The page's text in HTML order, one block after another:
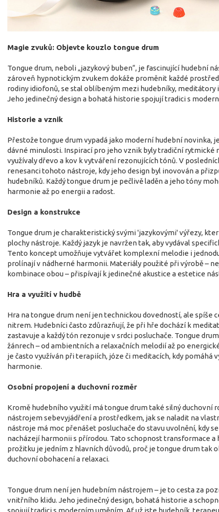
Magie zvuků: Objevte kouzlo tongue drum
Tongue drum, neboli „jazykový buben“, je fascinující hudební
zároveň hypnotickým zvukem dokáže proměnit každé
rodiny idiofonů, se stal oblíbeným mezi hudebníky, meditátory
Jeho jedinečný design a bohatá historie spojují tradici s
Historie a vznik
Přestože tongue drum vypadá jako moderní hudební novinka,
dávné minulosti. Inspirací pro jeho vznik byly tradiční rytmické
využívaly dřevo a kov k vytváření rezonujících tónů. V
renesanci tohoto nástroje, kdy jeho design byl inovován a
hudebníků. Každý tongue drum je pečlivě laděn a jeho tóny
harmonie až po energii a radost.
Design a konstrukce
Tongue drum je charakteristický svými 'jazykovými' výřezy,
plochy nástroje. Každý jazyk je navržen tak, aby vydával
Tento koncept umožňuje vytvářet komplexní melodie i
prolínají v nádherné harmonii. Materiály použité při výrobě –
kombinace obou – přispívají k jedinečné akustice a estetice
Hra a využití v hudbě
Hra na tongue drum není jen technickou dovedností, ale spíše
nitrem. Hudebníci často zdůrazňují, že při hře dochází k
zastavuje a každý tón rezonuje v srdci posluchače. Tongue
žánrech – od ambientních a relaxačních melodií až po
je často využíván při terapiích, józe či meditacích, kdy pomáhá
harmonie.
Osobní propojení a duchovní rozměr
Kromě hudebního využití má tongue drum také silný duchovní
nástrojem sebevyjádření a prostředkem, jak se naladit na
nástroje má moc přenášet posluchače do stavu uvolnění, kdy
nacházejí harmonii s přírodou. Tato schopnost transformace
prožitku je jedním z hlavních důvodů, proč je tongue drum tak
duchovní obohacení a relaxaci.
Tongue drum není jen hudebním nástrojem – je to cesta za
vnitřního klidu. Jeho jedinečný design, bohatá historie a
spojují tradici s moderním uměním. Ať už jste hudebník,